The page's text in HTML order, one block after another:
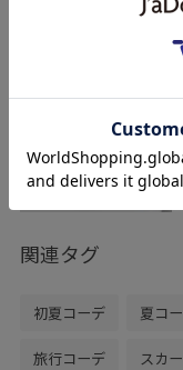
関連タグ
初夏コーデ 夏コ
旅行コーデ スカ